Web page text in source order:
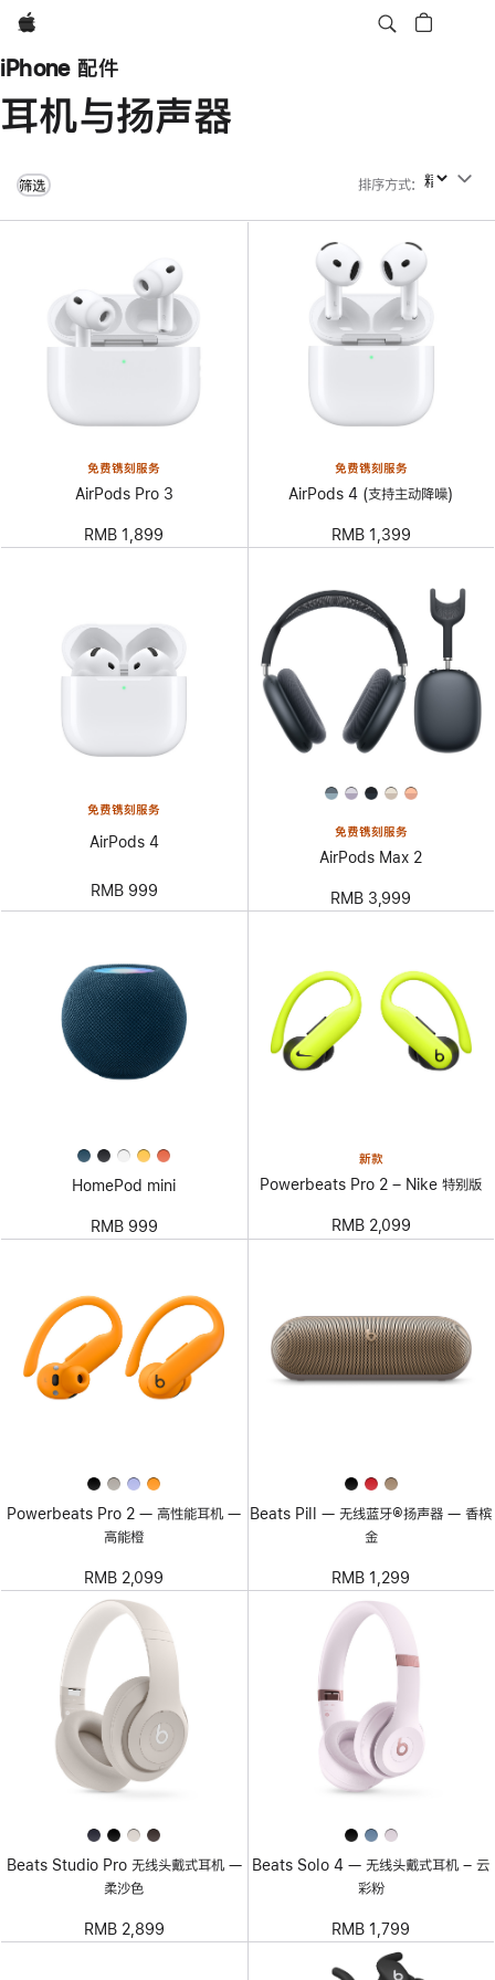
Apple
iPhone 配件
耳机与扬声器
筛选 排序方式: 排序方式
免费镌刻服务
AirPods Pro 3
RMB 1,899
免费镌刻服务
AirPods 4 (支持主动降噪)
RMB 1,399
免费镌刻服务
AirPods 4
RMB 999
免费镌刻服务
AirPods Max 2
RMB 3,999
HomePod mini
RMB 999
新款
Powerbeats Pro 2 – Nike 特别版
RMB 2,099
Powerbeats Pro 2 — 高性能耳机 —
高能橙
RMB 2,099
Beats Pill — 无线蓝牙®扬声器 — 香槟
金
RMB 1,299
Beats Studio Pro 无线头戴式耳机 —
柔沙色
RMB 2,899
Beats Solo 4 — 无线头戴式耳机 – 云
彩粉
RMB 1,799